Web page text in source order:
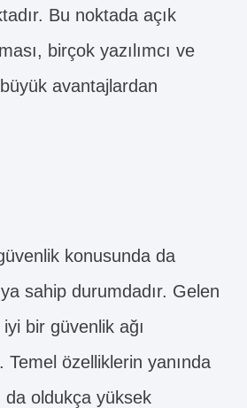
Bu noktada açık
birçok yazılımcı ve
avantajlardan
konusunda da
sahip durumdadır. Gelen
iyi bir güvenlik ağı
Temel özelliklerin yanında
da oldukça yüksek